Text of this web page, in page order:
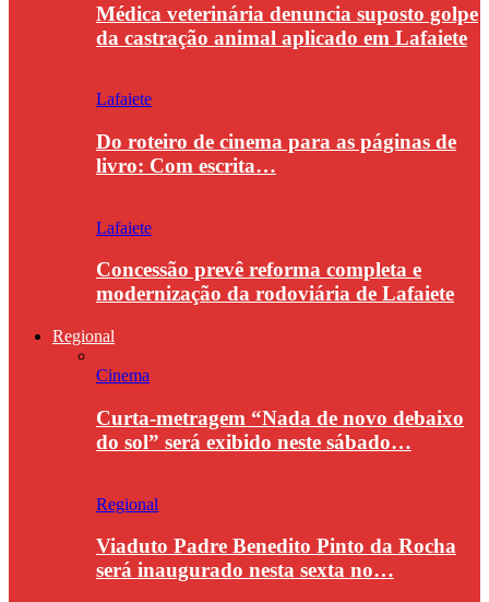
Médica veterinária denuncia suposto golpe
da castração animal aplicado em Lafaiete
Lafaiete
Do roteiro de cinema para as páginas de
livro: Com escrita…
Lafaiete
Concessão prevê reforma completa e
modernização da rodoviária de Lafaiete
Regional
Cinema
Curta-metragem “Nada de novo debaixo
do sol” será exibido neste sábado…
Regional
Viaduto Padre Benedito Pinto da Rocha
será inaugurado nesta sexta no…